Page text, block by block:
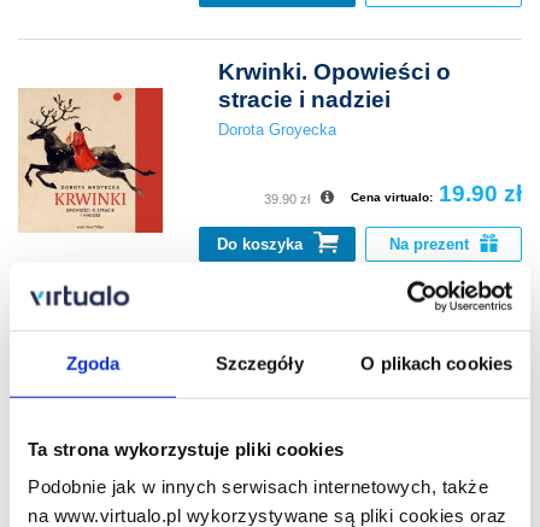
Zgoda Szczegóły O plikach cookies
Ta strona wykorzystuje pliki cookies
Podobnie jak w innych serwisach internetowych, także
na www.virtualo.pl wykorzystywane są pliki cookies oraz
Krwinki. Opowieści o
stracie i nadziei
Dorota Groyecka
Cena virtualo: 19.90 zł
39.90 zł
Do koszyka Na prezent
Ja, inkwizytor. Miasto
Słowa Bożego
44.90 zł
Do koszyka Na prezent